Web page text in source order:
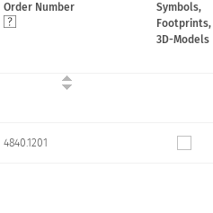
Order Number
Symbols,
Footprints,
3D-Models
4840.1201